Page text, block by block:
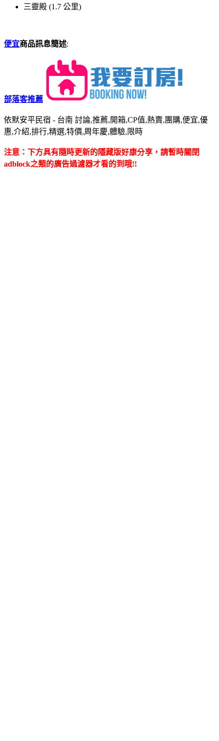
三靈殿 (1.7 公里)
便宜商品訊息簡述:
部落客推薦
依默安平民宿 - 台南 討論,推薦,開箱,CP值,熱賣,團購,便宜,優
惠,介紹,排行,精選,特價,周年慶,體驗,限時
注意：下方具有隨時更新的隱藏版好康分享，請暫時關閉
adblock之類的廣告過濾器才看的到哦!!